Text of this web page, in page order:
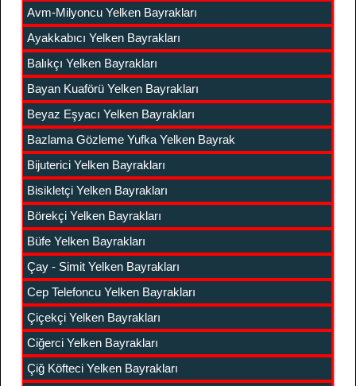
Avm-Milyoncu Yelken Bayrakları
Ayakkabıcı Yelken Bayrakları
Balıkçı Yelken Bayrakları
Bayan Kuaförü Yelken Bayrakları
Beyaz Eşyacı Yelken Bayrakları
Bazlama Gözleme Yufka Yelken Bayrak
Bijuterici Yelken Bayrakları
Bisikletçi Yelken Bayrakları
Börekçi Yelken Bayrakları
Büfe Yelken Bayrakları
Çay - Simit Yelken Bayrakları
Cep Telefoncu Yelken Bayrakları
Çiçekçi Yelken Bayrakları
Ciğerci Yelken Bayrakları
Çiğ Köfteci Yelken Bayrakları